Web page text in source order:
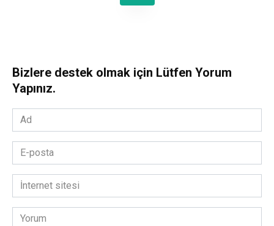
Bizlere destek olmak için Lütfen Yorum
Yapınız.
Ad
*
posta
*İnternet
sitesi
Yorum